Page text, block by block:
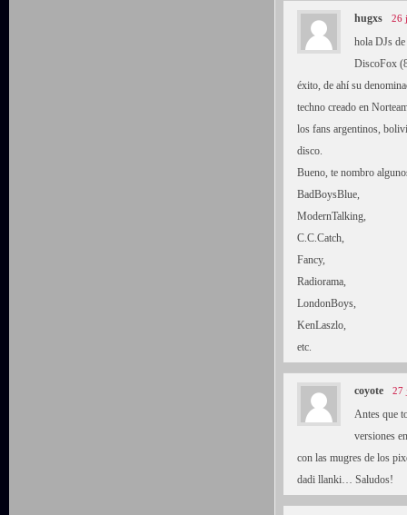
hugxs 26
hola DJs
DiscoFox
éxito, de ahí su
techno creado en
los fans argentinos,
disco.
Bueno, te nombro
BadBoysBlue,
ModernTalking,
C.C.Catch,
Fancy,
Radiorama,
LondonBoys,
KenLaszlo,
etc.
coyote 27
Antes que
versiones
con las mugres de los
dadi llanki… Saludos!